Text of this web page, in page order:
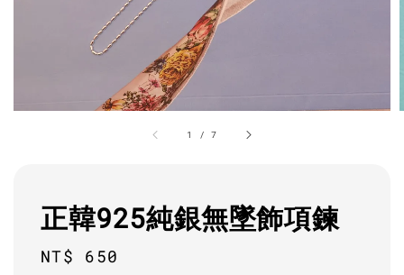
1 /7
正韓925純銀無墜飾項鍊
Regular
NT$ 650